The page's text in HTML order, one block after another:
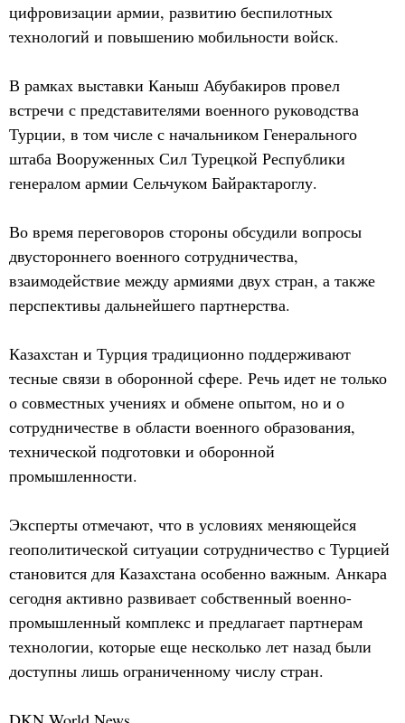
цифровизации армии, развитию беспилотных
технологий и повышению мобильности войск.
В рамках выставки Каныш Абубакиров провел
встречи с представителями военного руководства
Турции, в том числе с начальником Генерального
штаба Вооруженных Сил Турецкой Республики
генералом армии Сельчуком Байрактароглу.
Во время переговоров стороны обсудили вопросы
двустороннего военного сотрудничества,
взаимодействие между армиями двух стран, а также
перспективы дальнейшего партнерства.
Казахстан и Турция традиционно поддерживают
тесные связи в оборонной сфере. Речь идет не только
о совместных учениях и обмене опытом, но и о
сотрудничестве в области военного образования,
технической подготовки и оборонной
промышленности.
Эксперты отмечают, что в условиях меняющейся
геополитической ситуации сотрудничество с Турцией
становится для Казахстана особенно важным. Анкара
сегодня активно развивает собственный военно-
промышленный комплекс и предлагает партнерам
технологии, которые еще несколько лет назад были
доступны лишь ограниченному числу стран.